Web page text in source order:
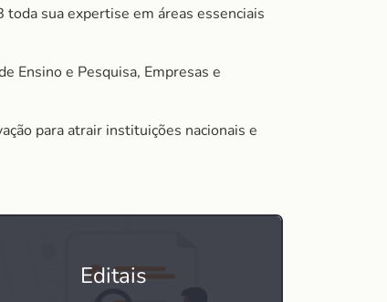
toda sua expertise em áreas essenciais
Ensino e Pesquisa, Empresas e
para atrair instituições nacionais e
Editais